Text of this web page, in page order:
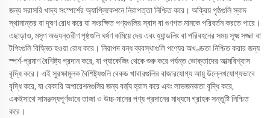
জন্য সরাসরি খাদ্য সংস্পর্শের অ্যাপ্লিকেশনে নিরাপত্তা নিশ্চিত করে। অক্রিয় পৃষ্ঠগুলি স্বাদ
স্থানান্তর বা দূষণ রোধ করে যা সংরক্ষিত পণ্যগুলির স্বাদ বা গুণগত মানকে পরিবর্তন করতে পারে।
এছাড়াও, মসৃণ অভ্যন্তরীণ পৃষ্ঠগুলি ঘর্ষণ কমিয়ে দেয় এবং হ্যান্ডলিং বা পরিবহনের সময় সূক্ষ্ম সজ্জা বা
টপিংগুলি বিঘ্নিত হওয়া রোধ করে। নিরাপদ বন্ধ ব্যবস্থাগুলি পণ্যের অখণ্ডতা নিশ্চিত করার জন্য
স্পর্শ-প্রমাণ বৈশিষ্ট্য প্রদান করে, যা প্যাকেজিং থেকে শুরু করে পর্যন্ত ভোক্তাদের আত্মবিশ্বাস
বৃদ্ধি করে। এই সুরক্ষামূলক বৈশিষ্ট্যগুলি বেকড খাবারগুলির বাজারযোগ্য আয়ু উল্লেখযোগ্যভাবে
বৃদ্ধি করে, যা বেকারি অপারেশনগুলির জন্য বর্জ্য হ্রাস করে এবং লাভজনকতা বৃদ্ধি করে,
একইসাথে সামঞ্জস্যপূর্ণভাবে তাজা ও উচ্চ-মানের পণ্য প্রদানের মাধ্যমে গ্রাহক সন্তুষ্টি নিশ্চিত
করে।